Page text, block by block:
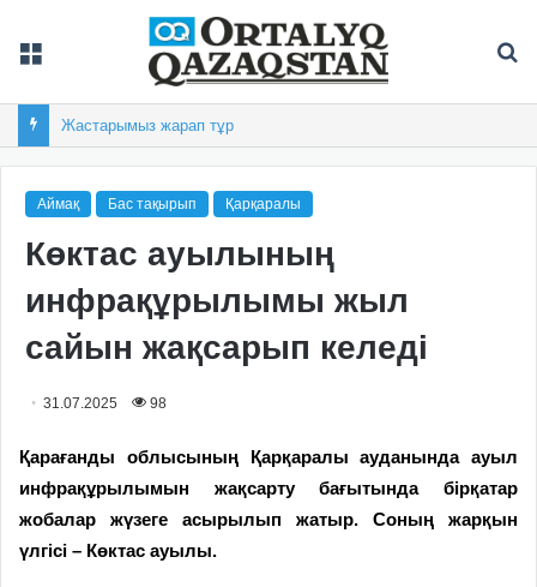
Жеңіс жылнамасының бастауы
Аймақ Бас тақырып Қарқаралы
Көктас ауылының
инфрақұрылымы жыл
сайын жақсарып келеді
31.07.2025 98
Қарағанды облысының Қарқаралы ауданында ауыл
инфрақұрылымын жақсарту бағытында бірқатар
жобалар жүзеге асырылып жатыр. Соның жарқын
үлгісі – Көктас ауылы.